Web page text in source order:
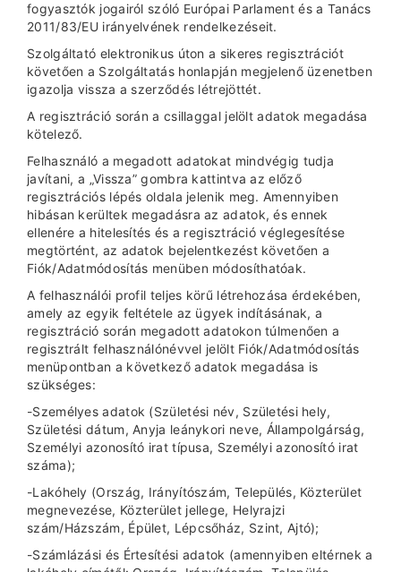
fogyasztók jogairól szóló Európai Parlament és a Tanács
2011/83/EU irányelvének rendelkezéseit.
Szolgáltató elektronikus úton a sikeres regisztrációt
követően a Szolgáltatás honlapján megjelenő üzenetben
igazolja vissza a szerződés létrejöttét.
A regisztráció során a csillaggal jelölt adatok megadása
kötelező.
Felhasználó a megadott adatokat mindvégig tudja
javítani, a „Vissza” gombra kattintva az előző
regisztrációs lépés oldala jelenik meg. Amennyiben
hibásan kerültek megadásra az adatok, és ennek
ellenére a hitelesítés és a regisztráció véglegesítése
megtörtént, az adatok bejelentkezést követően a
Fiók/Adatmódosítás menüben módosíthatóak.
A felhasználói profil teljes körű létrehozása érdekében,
amely az egyik feltétele az ügyek indításának, a
regisztráció során megadott adatokon túlmenően a
regisztrált felhasználónévvel jelölt Fiók/Adatmódosítás
menüpontban a következő adatok megadása is
szükséges:
-Személyes adatok (Születési név, Születési hely,
Születési dátum, Anyja leánykori neve, Állampolgárság,
Személyi azonosító irat típusa, Személyi azonosító irat
száma);
-Lakóhely (Ország, Irányítószám, Település, Közterület
megnevezése, Közterület jellege, Helyrajzi
szám/Házszám, Épület, Lépcsőház, Szint, Ajtó);
-Számlázási és Értesítési adatok (amennyiben eltérnek a